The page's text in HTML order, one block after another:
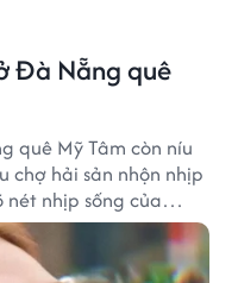
Đà Nẵng quê
quê Mỹ Tâm còn níu
chợ hải sản nhộn nhịp
nhịp sống của